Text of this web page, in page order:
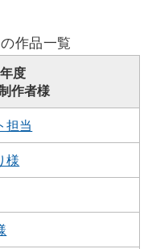
作品一覧
度
作者様
担当
様